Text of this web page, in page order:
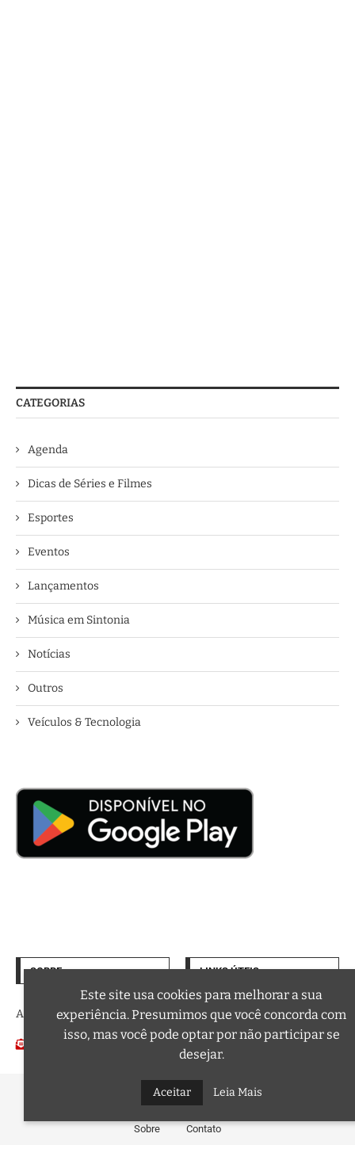
CATEGORIAS
Agenda
Dicas de Séries e Filmes
Esportes
Eventos
Lançamentos
Música em Sintonia
Notícias
Outros
Veículos & Tecnologia
SOBRE
A trilha sonora da sua vida
Email:
LINKS ÚTEIS
Termos de Uso
Política de Privacidade
Podcasts
@2026 – Todos os Direitos Reservados a Curta FM
Sobre Contato
Este site usa cookies para melhorar a sua
experiência. Presumimos que você concorda com
isso, mas você pode optar por não participar se
desejar.
Aceitar Leia Mais